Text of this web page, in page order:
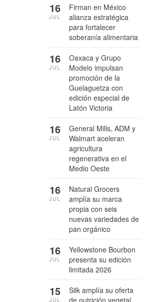
Firman en México
alianza estratégica
para fortalecer
soberanía alimentaria
16
JUL
Oaxaca y Grupo
Modelo impulsan
promoción de la
Guelaguetza con
edición especial de
Latón Victoria
16
JUL
General Mills, ADM y
Walmart aceleran
agricultura
regenerativa en el
Medio Oeste
16
JUL
Natural Grocers
amplía su marca
propia con seis
nuevas variedades de
pan orgánico
16
JUL
Yellowstone Bourbon
presenta su edición
limitada 2026
16
JUL
Silk amplía su oferta
15
JUL